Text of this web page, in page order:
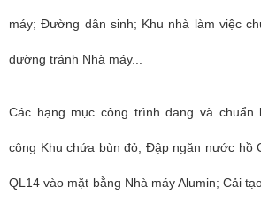
máy; Đường dân sinh; Khu nhà làm việc
đường tránh Nhà máy...
Các hạng mục công trình đang và
công Khu chứa bùn đỏ, Đập ngăn nước hồ
QL14 vào mặt bằng Nhà máy Alumin; Cải